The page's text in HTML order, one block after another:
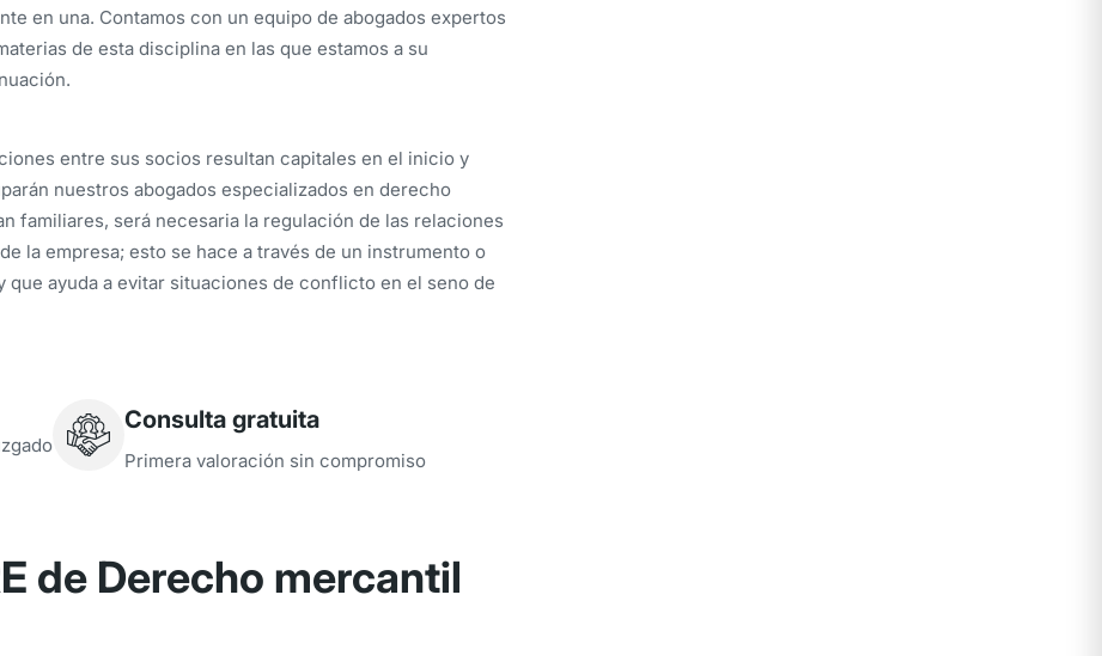
en una. Contamos con un equipo de abogados expertos
de esta disciplina en las que estamos a su
entre sus socios resultan capitales en el inicio y
nuestros abogados especializados en derecho
familiares, será necesaria la regulación de las relaciones
la empresa; esto se hace a través de un instrumento o
ayuda a evitar situaciones de conflicto en el seno de
Consulta gratuita
Primera valoración sin compromiso
de Derecho mercantil